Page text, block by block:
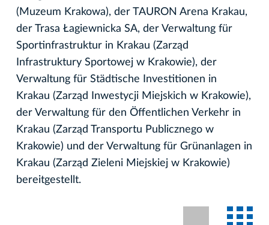
(Muzeum Krakowa), der TAURON Arena Krakau,
der Trasa Łagiewnicka SA, der Verwaltung für
Sportinfrastruktur in Krakau (Zarząd
Infrastruktury Sportowej w Krakowie), der
Verwaltung für Städtische Investitionen in
Krakau (Zarząd Inwestycji Miejskich w Krakowie),
der Verwaltung für den Öffentlichen Verkehr in
Krakau (Zarząd Transportu Publicznego w
Krakowie) und der Verwaltung für Grünanlagen in
Krakau (Zarząd Zieleni Miejskiej w Krakowie)
bereitgestellt.